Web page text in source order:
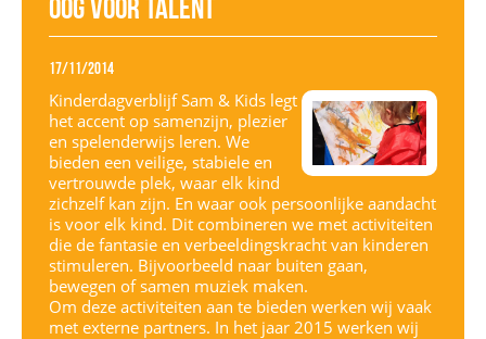
Oog voor talent
17/11/2014
Kinderdagverblijf Sam & Kids legt
het accent op samenzijn, plezier
en spelenderwijs leren. We
bieden een veilige, stabiele en
vertrouwde plek, waar elk kind
zichzelf kan zijn. En waar ook persoonlijke aandacht
is voor elk kind. Dit combineren we met activiteiten
die de fantasie en verbeeldingskracht van kinderen
stimuleren. Bijvoorbeeld naar buiten gaan,
bewegen of samen muziek maken.
Om deze activiteiten aan te bieden werken wij vaak
met externe partners. In het jaar 2015 werken wij